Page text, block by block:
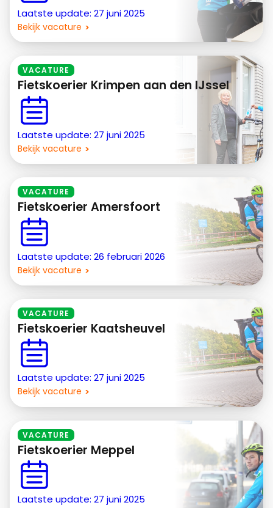
Laatste update: 27 juni 2025
Bekijk vacature
VACATURE
Fietskoerier Krimpen aan den IJssel
Laatste update: 27 juni 2025
Bekijk vacature
VACATURE
Fietskoerier Amersfoort
Laatste update: 26 februari 2026
Bekijk vacature
VACATURE
Fietskoerier Kaatsheuvel
Laatste update: 27 juni 2025
Bekijk vacature
VACATURE
Fietskoerier Meppel
Laatste update: 27 juni 2025